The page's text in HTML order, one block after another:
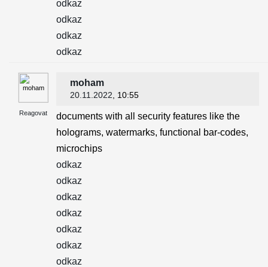
odkaz
odkaz
odkaz
odkaz
Reagovat
moham
20.11.2022 , 10:55
documents with all security features like the
holograms, watermarks, functional bar-codes,
microchips
odkaz
odkaz
odkaz
odkaz
odkaz
odkaz
odkaz